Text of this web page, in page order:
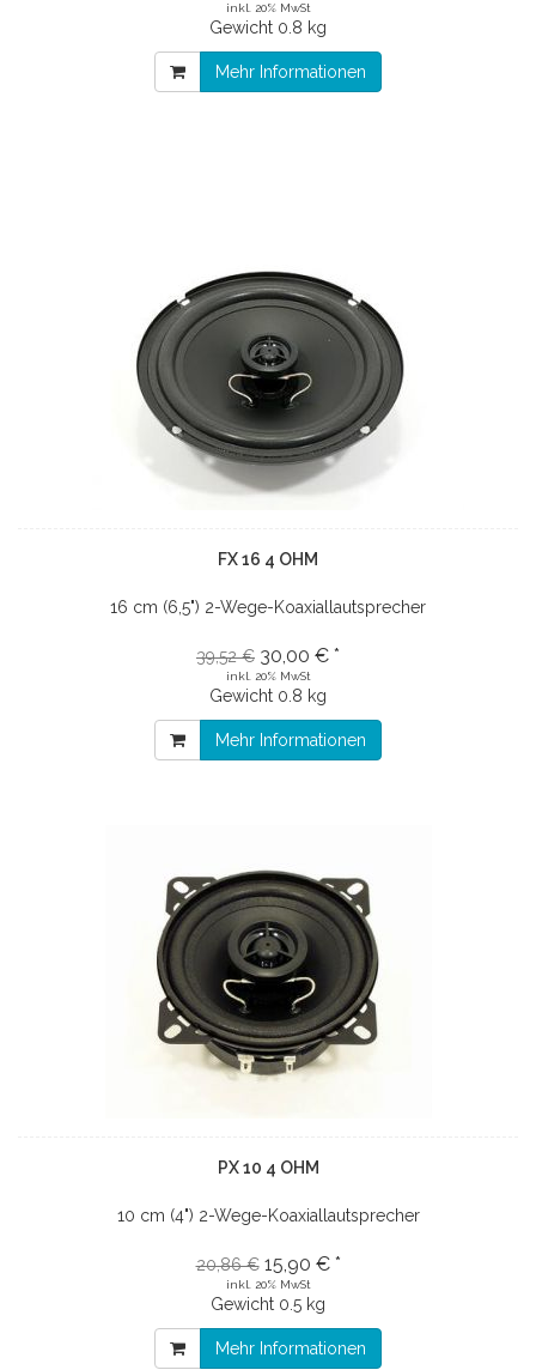
inkl. 20% MwSt
Gewicht 0.8 kg
Mehr Informationen
FX 16 4 OHM
16 cm (6,5") 2-Wege-Koaxiallautsprecher
39,52 € 30,00 € *
inkl. 20% MwSt
Gewicht 0.8 kg
Mehr Informationen
PX 10 4 OHM
10 cm (4") 2-Wege-Koaxiallautsprecher
20,86 € 15,90 € *
inkl. 20% MwSt
Gewicht 0.5 kg
Mehr Informationen